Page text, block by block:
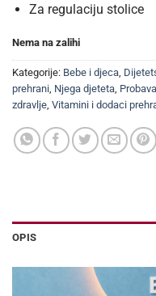
Za regulaciju stolice
Nema na zalihi
Kategorije: Bebe i djeca
prehrani Njega djeteta Probava
zdravlje Vitamini i dodaci
OPIS